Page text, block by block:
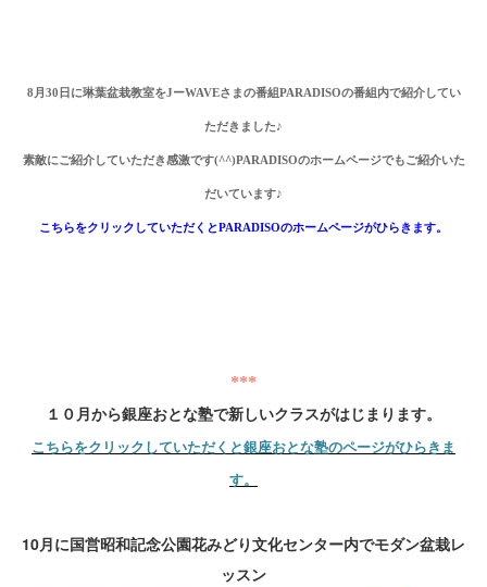
8月 30 日に琳葉盆栽教室をJーWAVEさまの番組PARADISOの番組内で紹介してい
ただきました♪
素敵にご紹介していただき感激です(^^)PARADISOのホームページでもご紹介いた
だいています♪
こちらをクリックしていただくとPARADISOのホームページがひらきます。
***
１０月から銀座おとな塾で新しいクラスがはじまります。
こちらをクリックしていただくと銀座おとな塾のページがひらきま
す。
10月に国営昭和記念公園花みどり文化センター内でモダン盆栽レ
ッスン